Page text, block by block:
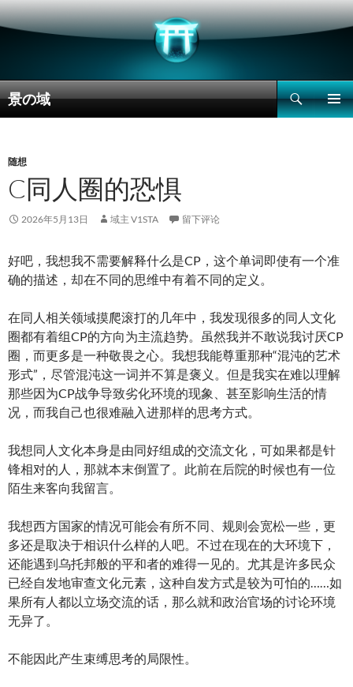
景の域
搜
索
文
随想
C同人圈的恐惧
2026年5月13日 域主 V1STA 留下评论
好吧，我想我不需要解释什么是CP，这个单词即使有一个准
确的描述，却在不同的思维中有着不同的定义。
在同人相关领域摸爬滚打的几年中，我发现很多的同人文化
圈都有着组CP的方向为主流趋势。虽然我并不敢说我讨厌CP
圈，而更多是一种敬畏之心。我想我能尊重那种“混沌的艺术
形式”，尽管混沌这一词并不算是褒义。但是我实在难以理解
那些因为CP战争导致劣化环境的现象、甚至影响生活的情
况，而我自己也很难融入进那样的思考方式。
我想同人文化本身是由同好组成的交流文化，可如果都是针
锋相对的人，那就本末倒置了。此前在后院的时候也有一位
陌生来客向我留言。
我想西方国家的情况可能会有所不同、规则会宽松一些，更
多还是取决于相识什么样的人吧。不过在现在的大环境下，
还能遇到乌托邦般的平和者的难得一见的。尤其是许多民众
已经自发地审查文化元素，这种自发方式是较为可怕的……如
果所有人都以立场交流的话，那么就和政治官场的讨论环境
无异了。
不能因此产生束缚思考的局限性。